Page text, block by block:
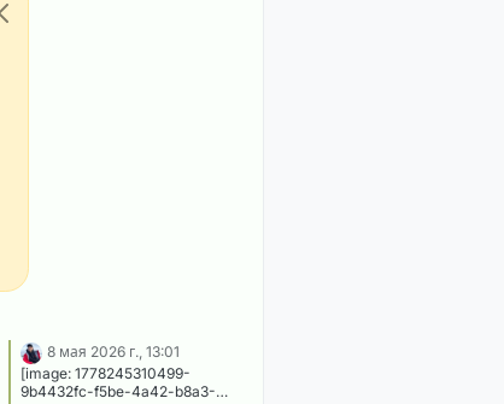
8 мая 2026 г., 13:01
[image: 1778245310499-
9b4432fc-f5be-4a42-b8a3-